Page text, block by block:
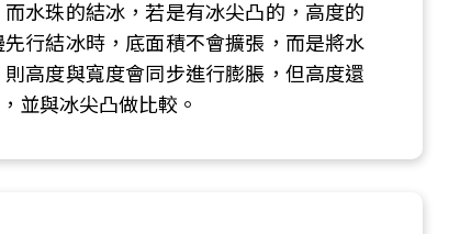
水珠的結冰，若是有冰尖凸的，高度的
行結冰時，底面積不會擴張，而是將水
高度與寬度會同步進行膨脹，但高度還
並與冰尖凸做比較。